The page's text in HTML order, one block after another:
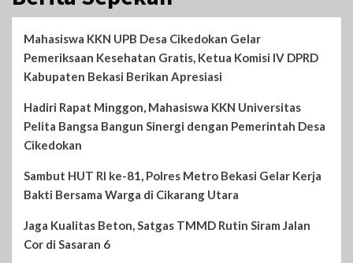
Mahasiswa KKN UPB Desa Cikedokan Gelar
Pemeriksaan Kesehatan Gratis, Ketua Komisi IV DPRD
Kabupaten Bekasi Berikan Apresiasi
Hadiri Rapat Minggon, Mahasiswa KKN Universitas
Pelita Bangsa Bangun Sinergi dengan Pemerintah Desa
Cikedokan
Sambut HUT RI ke-81, Polres Metro Bekasi Gelar Kerja
Bakti Bersama Warga di Cikarang Utara
Jaga Kualitas Beton, Satgas TMMD Rutin Siram Jalan
Cor di Sasaran 6